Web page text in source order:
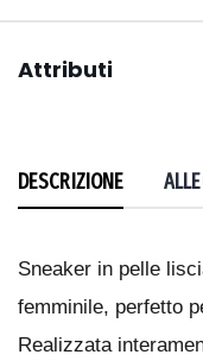
Attributi
DESCRIZIONE
Sneaker in pelle
femminile, perfetto
Realizzata